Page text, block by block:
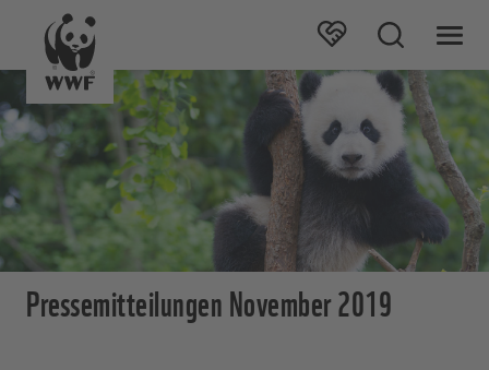
Pressemitteilungen November 2019